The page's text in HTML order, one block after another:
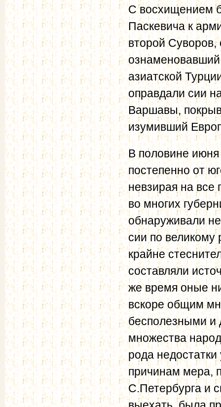
С восхищением
Паскевича к
второй
азиатской
оправдали сии
Варшавы,
изумивший
В половине июня
постепенно от
невзирая на
во многих
обнаруживали
сии по великому
крайне
составляли
же время оные
вскоре общим
бесполезными и
множества
рода
причинам мера,
С.Петербурга и